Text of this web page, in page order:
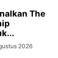
The
2026